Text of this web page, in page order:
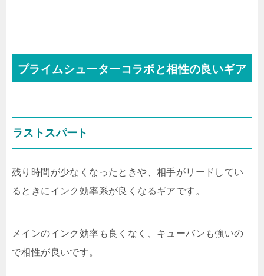
プライムシューターコラボと相性の良いギア
ラストスパート
残り時間が少なくなったときや、相手がリードしてい
るときにインク効率系が良くなるギアです。
メインのインク効率も良くなく、キューバンも強いの
で相性が良いです。